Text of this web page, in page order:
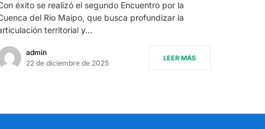
éxito se realizó el segundo Encuentro por la
del Río Maipo, que busca profundizar la
territorial y…
admin
22 de diciembre de 2025
LEER MÁS